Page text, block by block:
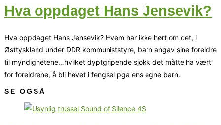
Hva oppdaget Hans Jensevik?
Hva oppdaget Hans Jensevik? Hvem har ikke hørt om det, i
Østtyskland under DDR kommuniststyre, barn angav sine foreldre
til myndighetene…hvilket dyptgripende sjokk det måtte ha vært
for foreldrene, å bli hevet i fengsel pga ens egne barn.
SE OGSÅ